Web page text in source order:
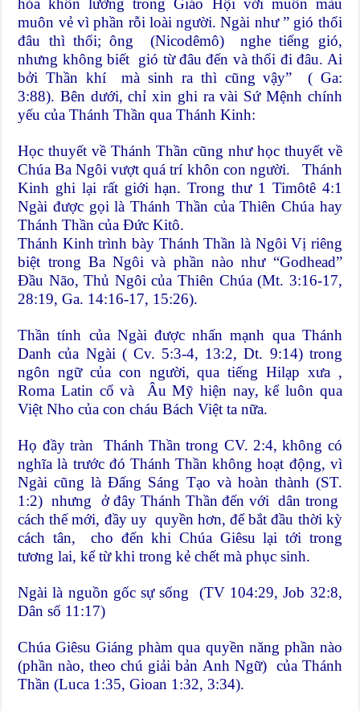
hóa khôn lường trong Giáo Hội với muôn màu
muôn vẻ vì phần rỗi loài người. Ngài như ” gió thổi
đâu thì thổi; ông (Nicodêmô) nghe tiếng gió,
nhưng không biết gió từ đâu đến và thổi đi đâu. Ai
bởi Thần khí mà sinh ra thì cũng vậy” ( Ga:
3:88). Bên dưới, chỉ xin ghi ra vài Sứ Mệnh chính
yếu của Thánh Thần qua Thánh Kinh:
Học thuyết về Thánh Thần cũng như học thuyết về
Chúa Ba Ngôi vượt quá trí khôn con người. Thánh
Kinh ghi lại rất giới hạn. Trong thư 1 Timôtê 4:1
Ngài được gọi là Thánh Thần của Thiên Chúa hay
Thánh Thần của Đức Kitô.
Thánh Kinh trình bày Thánh Thần là Ngôi Vị riêng
biệt trong Ba Ngôi và phần nào như “Godhead”
Đầu Não, Thủ Ngôi của Thiên Chúa (Mt. 3:16-17,
28:19, Ga. 14:16-17, 15:26).
Thần tính của Ngài được nhấn mạnh qua Thánh
Danh của Ngài ( Cv. 5:3-4, 13:2, Dt. 9:14) trong
ngôn ngữ của con người, qua tiếng Hilạp xưa ,
Roma Latin cổ và Âu Mỹ hiện nay, kể luôn qua
Việt Nho của con cháu Bách Việt ta nữa.
Họ đầy tràn Thánh Thần trong CV. 2:4, không có
nghĩa là trước đó Thánh Thần không hoạt động, vì
Ngài cũng là Đấng Sáng Tạo và hoàn thành (ST.
1:2) nhưng ở đây Thánh Thần đến với dân trong
cách thế mới, đầy uy quyền hơn, để bắt đầu thời kỳ
cách tân, cho đến khi Chúa Giêsu lại tới trong
tương lai, kể từ khi trong kẻ chết mà phục sinh.
Ngài là nguồn gốc sự sống (TV 104:29, Job 32:8,
Dân số 11:17)
Chúa Giêsu Giáng phàm qua quyền năng phần nào
(phần nào, theo chú giải bản Anh Ngữ) của Thánh
Thần (Luca 1:35, Gioan 1:32, 3:34).